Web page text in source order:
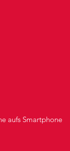
aufs Smartphone